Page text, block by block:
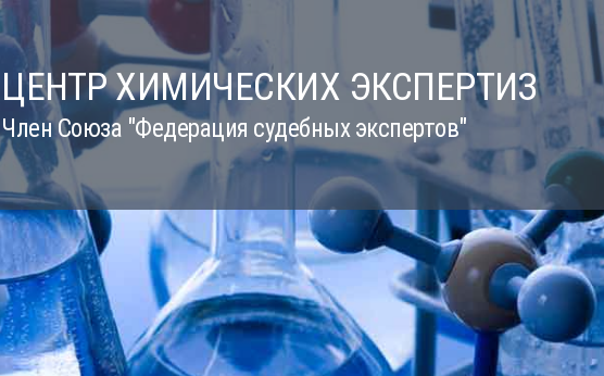
ЦЕНТР ХИМИЧЕСКИХ ЭКСПЕРТИЗ
Член Союза "Федерация судебных экспертов"